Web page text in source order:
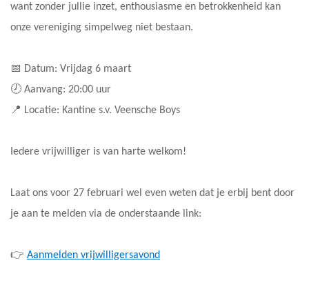
want zonder jullie inzet, enthousiasme en betrokkenheid kan
onze vereniging simpelweg niet bestaan.
📅 Datum: Vrijdag 6 maart
🕗 Aanvang: 20:00 uur
📍 Locatie: Kantine s.v. Veensche Boys
Iedere vrijwilliger is van harte welkom!
Laat ons voor 27 februari wel even weten dat je erbij bent door
je aan te melden via de onderstaande link:
👉 Aanmelden vrijwilligersavond